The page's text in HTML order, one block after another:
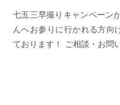
七五三早撮りキャンペーン
んへお参りに行かれる方向
ております！ ご相談・お問